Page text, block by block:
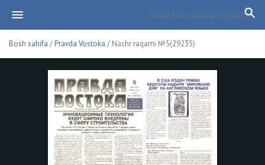
Bosh sahifa /Pravda Vostoka / Nashr raqami №5(29235)